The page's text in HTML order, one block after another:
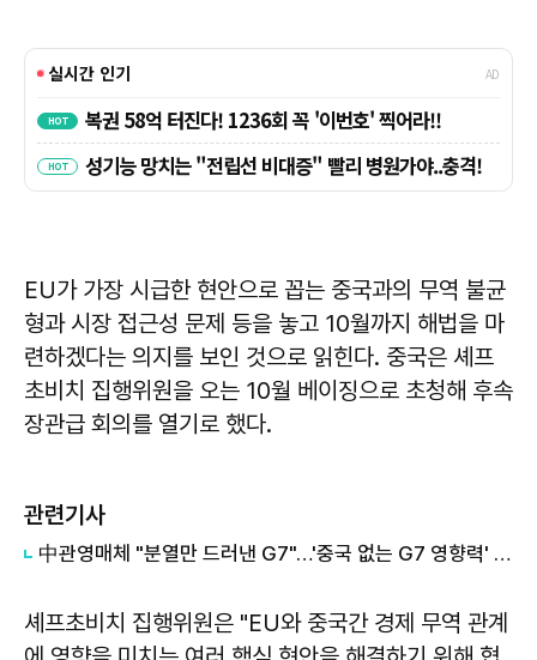
EU가 가장 시급한 현안으로 꼽는 중국과의 무역 불균
형과 시장 접근성 문제 등을 놓고 10월까지 해법을 마
련하겠다는 의지를 보인 것으로 읽힌다. 중국은 셰프
초비치 집행위원을 오는 10월 베이징으로 초청해 후속
장관급 회의를 열기로 했다.
관련기사
中관영매체 "분열만 드러낸 G7"…'중국 없는 G7 영향력' 의문도
셰프초비치 집행위원은 "EU와 중국간 경제 무역 관계